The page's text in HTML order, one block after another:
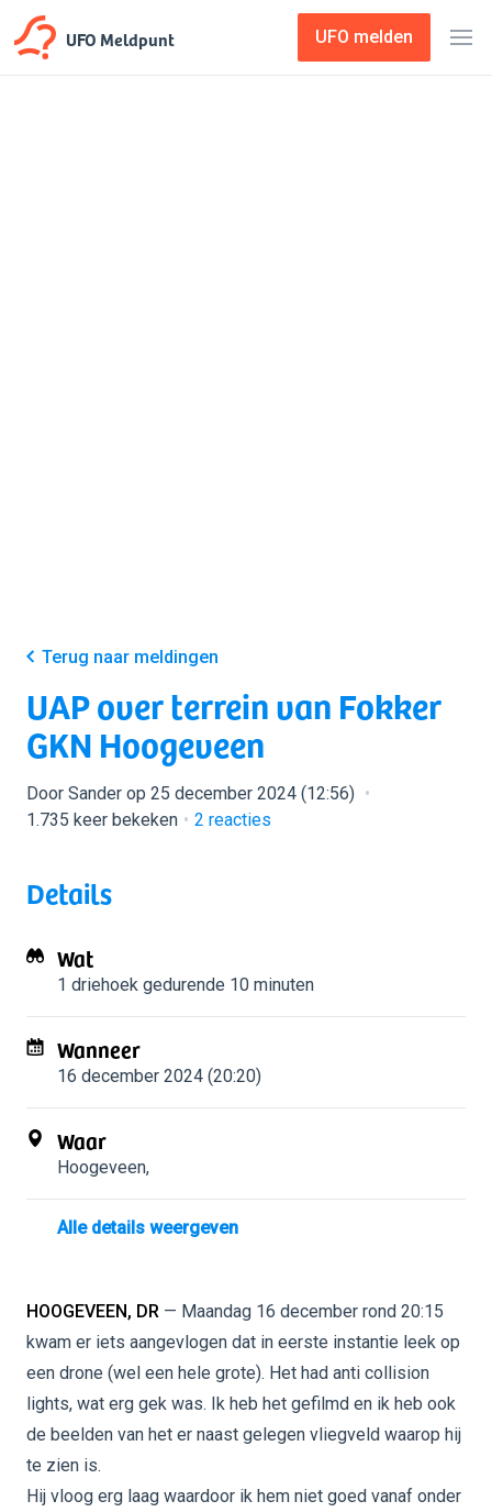
UFO Meldpunt UFO melden
Terug naar meldingen
UAP over terrein van Fokker
GKN Hoogeveen
Door Sander op 25 december 2024 (12:56)
1.735 keer bekeken
2 reacties
Details
Wat
1 driehoek gedurende 10 minuten
Wanneer
16 december 2024 (20:20)
Waar
Hoogeveen,
Alle details weergeven
HOOGEVEEN, DR — Maandag 16 december rond 20:15
kwam er iets aangevlogen dat in eerste instantie leek op
een drone (wel een hele grote). Het had anti collision
lights, wat erg gek was. Ik heb het gefilmd en ik heb ook
de beelden van het er naast gelegen vliegveld waarop hij
te zien is.
Hij vloog erg laag waardoor ik hem niet goed vanaf onder